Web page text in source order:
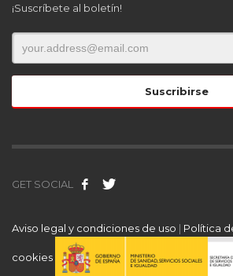
¡Suscríbete al boletín!
GET SOCIAL
Aviso legal y condiciones de uso | Política
cookies